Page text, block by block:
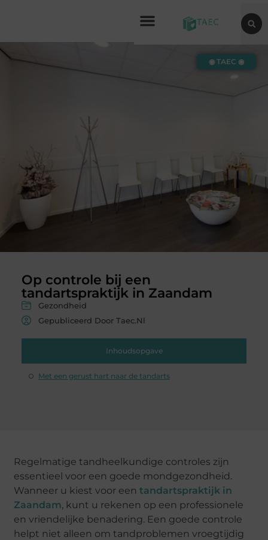
Op controle bij een
tandartspraktijk in Zaandam
Gezondheid
Gepubliceerd Door Taec.nl
Inhoudsopgave
Met een gerust hart naar de tandarts
◉ TAEC ◉
Regelmatige tandheelkundige controles zijn
essentieel voor een goede mondgezondheid.
Wanneer u kiest voor eentandartspraktijk in
Zaandam, kunt u rekenen op een professionele
en vriendelijke benadering. Een goede controle
helpt niet alleen om tandproblemen vroegtijdig